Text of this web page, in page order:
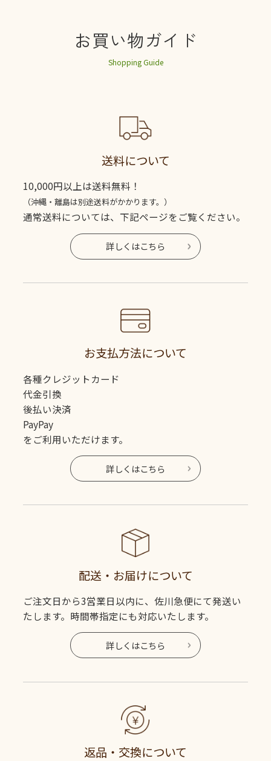
お買い物ガイド
Shopping Guide
送料について
10,000円以上は送料無料！
（沖縄・離島は別途送料がかかります。）
通常送料については、下記ページをご覧ください。
詳しくはこちら
お支払方法について
各種クレジットカード
代金引換
後払い決済
PayPay
をご利用いただけます。
詳しくはこちら
配送・お届けについて
ご注文日から3営業日以内に、佐川急便にて発送い
たします。時間帯指定にも対応いたします。
詳しくはこちら
返品・交換について